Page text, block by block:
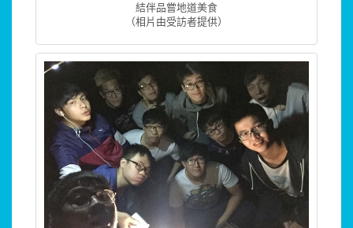
結伴品嘗地道美食
（相片由受訪者提供）